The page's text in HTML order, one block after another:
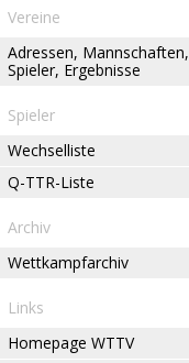
Vereine
Adressen, Mannschaften,
Spieler, Ergebnisse
Spieler
Wechselliste
Q-TTR-Liste
Archiv
Wettkampfarchiv
Links
Homepage WTTV